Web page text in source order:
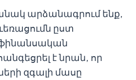
արձանագրում ենք,
ըստ
է նրան, որ
զգալի մասը